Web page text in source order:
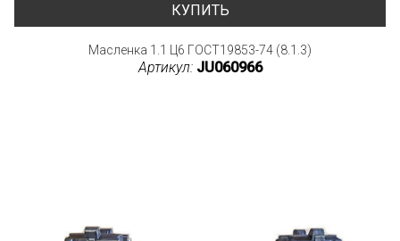
КУПИТЬ
Масленка 1.1 Ц6 ГОСТ19853-74 (8.1.3)
Артикул: JU060966